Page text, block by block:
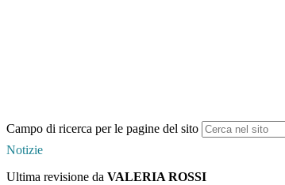
Campo di ricerca per le pagine del sito
Notizie
Ultima revisione da VALERIA ROSSI